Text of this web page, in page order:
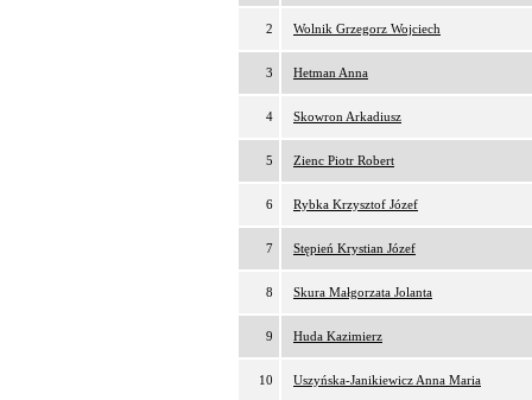
2 Wolnik Grzegorz Wojciech
3 Hetman Anna
4 Skowron Arkadiusz
5 Zienc Piotr Robert
6 Rybka Krzysztof Józef
7 Stępień Krystian Józef
8 Skura Małgorzata Jolanta
9 Huda Kazimierz
10 Uszyńska-Janikiewicz Anna Maria